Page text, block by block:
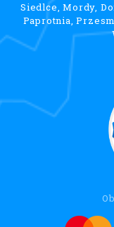
Siedlce, Mordy,
Paprotnia,